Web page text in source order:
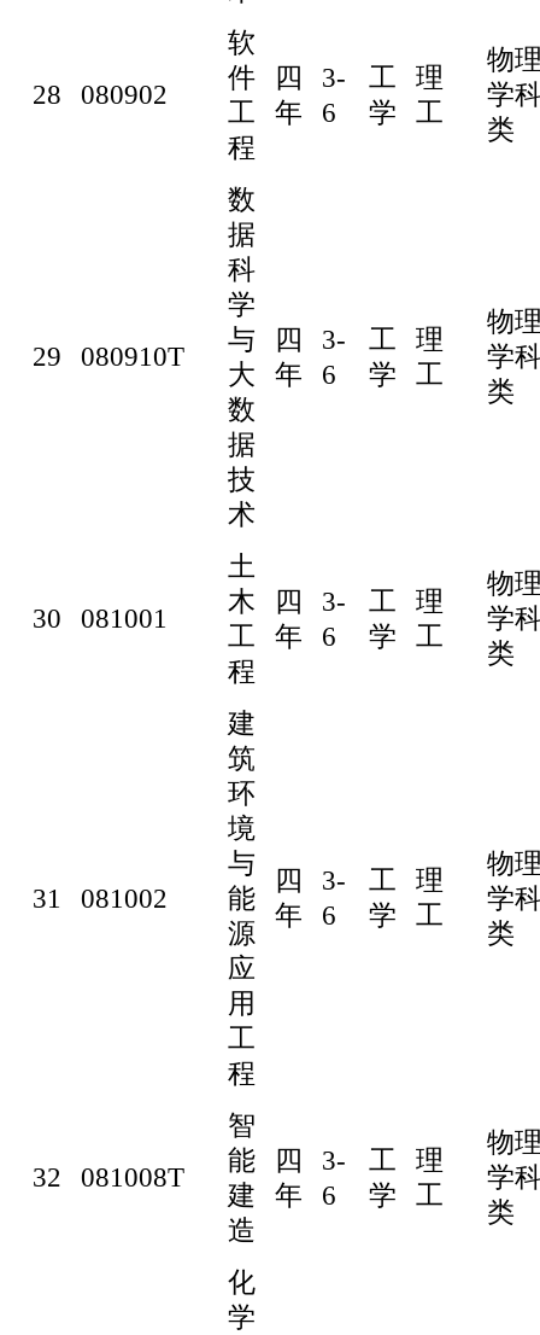
28 080902
软
件
工
程
四
年
3-
6
工
学
理
工
物
学
类
29 080910T
数
据
科
学
与
大
数
据
技
术
四
年
3-
6
工
学
理
工
物
学
类
30 081001
土
木
工
程
四
年
3-
6
工
学
理
工
物
学
类
31 081002
建
筑
环
境
与
能
源
应
用
工
程
四
年
3-
6
工
学
理
工
物
学
类
32 081008T
智
能
建
造
四
年
3-
6
工
学
理
工
物
学
类
化
学